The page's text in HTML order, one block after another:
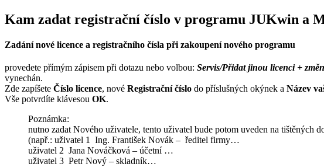
Kam zadat registrační číslo v programu JUKwin a
Zadání nové licence a registračního čísla při zakoupení nového programu
provedete přímým zápisem při dotazu nebo volbou: Servis/Přidat jinou licenci +
vynechán.
Zde zapíšete Číslo licence, nové Registrační číslo do příslušných okýnek a Název
Vše potvrdíte klávesou OK.
Poznámka:
nutno zadat Nového uživatele, tento uživatel bude potom uveden na tištěných
(např.: uživatel 1 Ing. František Novák – ředitel firmy…
uživatel 2 Jana Nováčková – účetní …
uživatel 3 Petr Nový – skladník…